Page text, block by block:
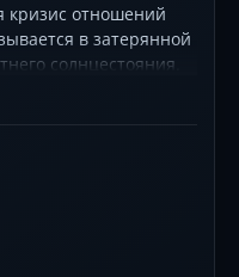
отношений
в затерянной
солнцестояния.
традициями и
становятся
обрядов.
передают
в борьбу